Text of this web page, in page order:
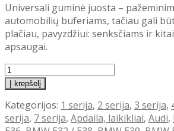
Universali guminė juosta –
automobilių buferiams, tačiau gali
plačiau, pavyzdžiui: senksčiams ir
apsaugai.
produkto
kiekis:
guminė
juosta
Į krepšelį
Kategorijos: 1 serija, 2 serija, 3 serija,
serija, 7 serija, Apdaila, laikikliai, Audi,